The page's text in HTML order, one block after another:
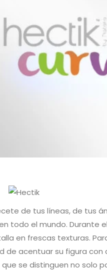
de tus líneas, de tus
todo el mundo. Durante
en frescas texturas.
de acentuar su figura con
se distinguen no solo